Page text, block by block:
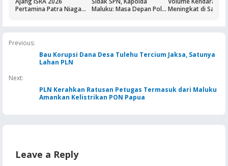
Pertamina Patra Niaga
Maluku: Masa Depan Polri Meningkat di
Previous:
Bau Korupsi Dana Desa Tulehu Tercium Jaksa, Satunya
Lahan PLN
Next:
PLN Kerahkan Ratusan Petugas Termasuk dari Maluku
Amankan Kelistrikan PON Papua
Leave a Reply